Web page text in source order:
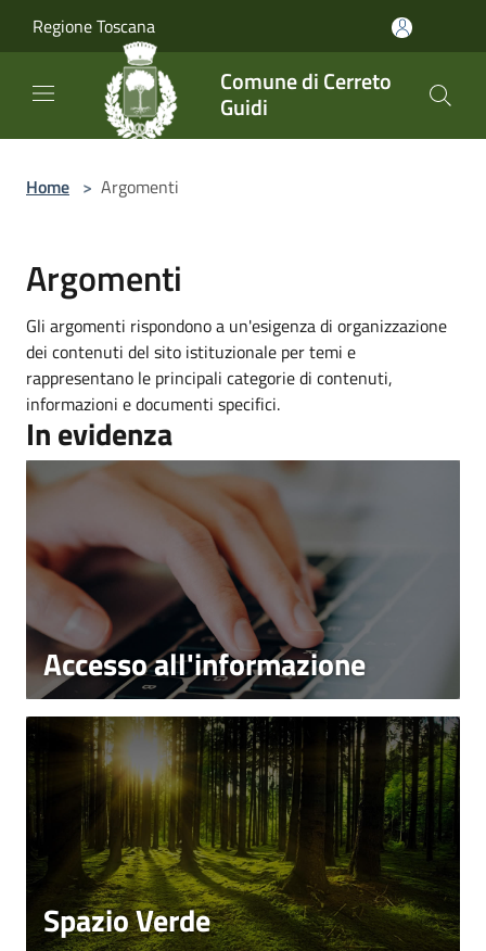
Regione Toscana
Comune di Cerreto
Guidi
Home > Argomenti
Argomenti
Gli argomenti rispondono a un'esigenza di organizzazione
dei contenuti del sito istituzionale per temi e
rappresentano le principali categorie di contenuti,
informazioni e documenti specifici.
In evidenza
Accesso all'informazione
Spazio Verde